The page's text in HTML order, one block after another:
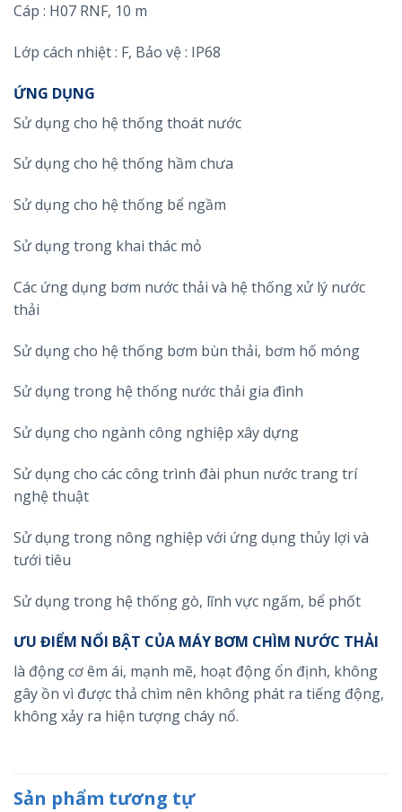
Cáp : H07 RNF, 10 m
Lớp cách nhiệt : F, Bảo vệ : IP68
ỨNG DỤNG
Sử dụng cho hệ thống thoát nước
Sử dụng cho hệ thống hầm chưa
Sử dụng cho hệ thống bể ngầm
Sử dụng trong khai thác mỏ
Các ứng dụng bơm nước thải và hệ thống xử lý nước
thải
Sử dụng cho hệ thống bơm bùn thải, bơm hố móng
Sử dụng trong hệ thống nước thải gia đình
Sử dụng cho ngành công nghiệp xây dựng
Sử dụng cho các công trình đài phun nước trang trí
nghệ thuật
Sử dụng trong nông nghiệp với ứng dụng thủy lợi và
tưới tiêu
Sử dụng trong hệ thống gò, lĩnh vực ngấm, bể phốt
ƯU ĐIỂM NỔI BẬT CỦA MÁY BƠM CHÌM NƯỚC THẢI
là động cơ êm ái, mạnh mẽ, hoạt động ổn định, không
gây ồn vì được thả chìm nên không phát ra tiếng động,
không xảy ra hiện tượng cháy nổ.
Sản phẩm tương tự